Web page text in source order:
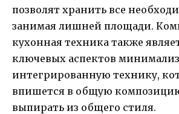
позволят хранить все
занимая лишней площади.
кухонная техника также
ключевых аспектов
интегрированную технику,
впишется в общую
выпирать из общего стиля.